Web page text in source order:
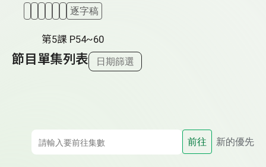
逐字稿
第5課 P54~60
節目單集列表 日期篩選
前往 新的優先